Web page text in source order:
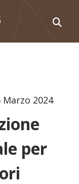
Marzo 2024
per